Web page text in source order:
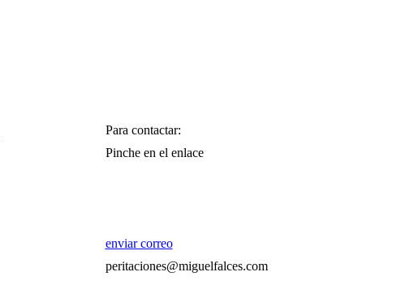
Para contactar:
Pinche en el enlace
enviar correo
peritaciones@miguelfalces.com